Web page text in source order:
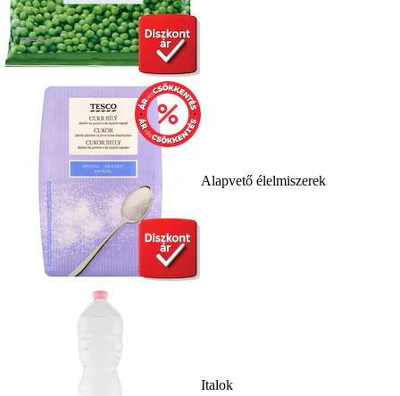
Alapvető élelmiszerek
Italok